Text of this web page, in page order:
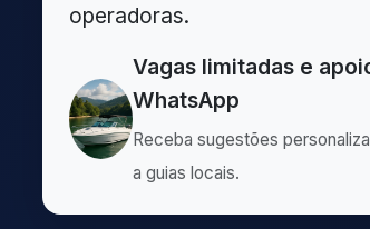
operadoras.
Vagas limitadas e
WhatsApp
Receba sugestões
a guias locais.